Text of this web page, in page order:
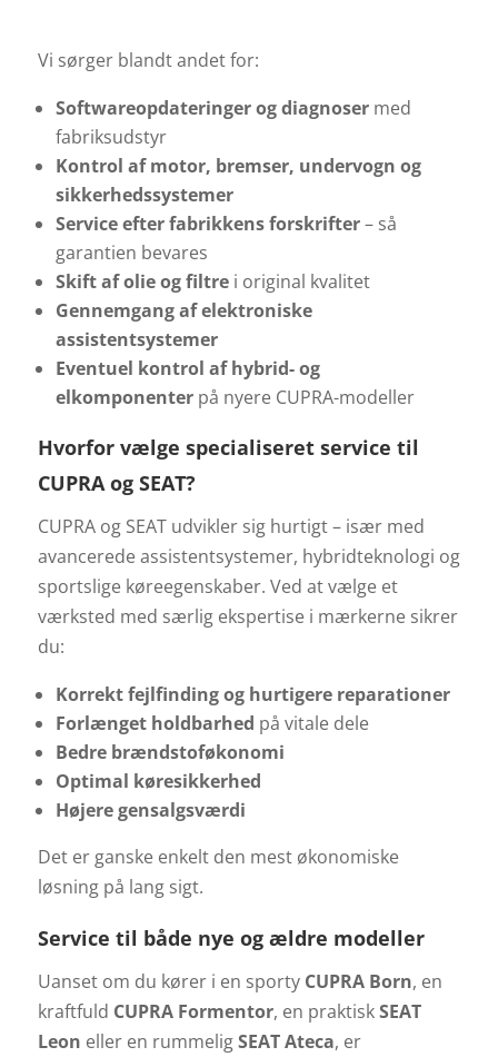
Vi sørger blandt andet for:
Softwareopdateringer og diagnosermed
fabriksudstyr
Kontrol af motor, bremser, undervogn og
sikkerhedssystemer
Service efter fabrikkens forskrifter– så
garantien bevares
Skift af olie og filtrei original kvalitet
Gennemgang af elektroniske
assistentsystemer
Eventuel kontrol af hybrid- og
elkomponenterpå nyere CUPRA-modeller
Hvorfor vælge specialiseret service til
CUPRA og SEAT?
CUPRA og SEAT udvikler sig hurtigt – især med
avancerede assistentsystemer, hybridteknologi og
sportslige køreegenskaber. Ved at vælge et
værksted med særlig ekspertise i mærkerne sikrer
du:
Korrekt fejlfinding og hurtigere reparationer
Forlænget holdbarhed på vitale dele
Bedre brændstoføkonomi
Optimal køresikkerhed
Højere gensalgsværdi
Det er ganske enkelt den mest økonomiske
løsning på lang sigt.
Service til både nye og ældre modeller
Uanset om du kører i en sporty CUPRA Born, en
kraftfuld CUPRA Formentor, en praktiskSEAT
Leon eller en rummeligSEAT Ateca, er